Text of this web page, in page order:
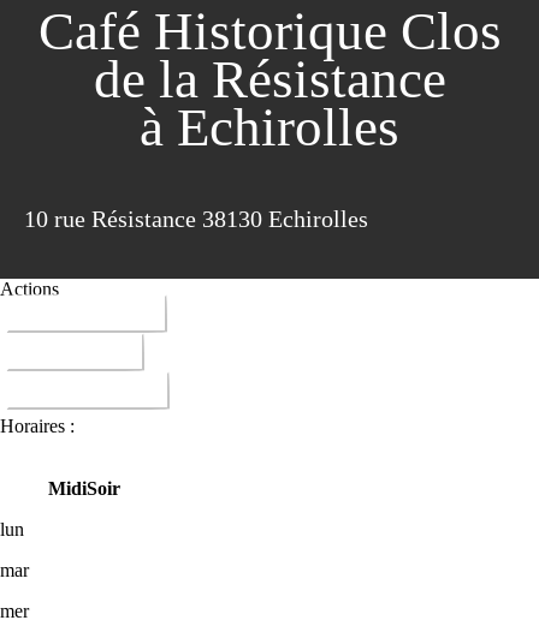
Café Historique Clos
de la Résistance
à Echirolles
10 rue Résistance 38130 Echirolles
Actions
Horaires :
MidiSoir
lun
mar
mer